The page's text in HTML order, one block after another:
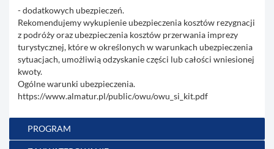
- dodatkowych ubezpieczeń.
Rekomendujemy wykupienie ubezpieczenia kosztów rezygnacji
z podróży oraz ubezpieczenia kosztów przerwania imprezy
turystycznej, które w określonych w warunkach ubezpieczenia
sytuacjach, umożliwią odzyskanie części lub całości wniesionej
kwoty.
Ogólne warunki ubezpieczenia.
https://www.almatur.pl/public/owu/owu_si_kit.pdf
PROGRAM